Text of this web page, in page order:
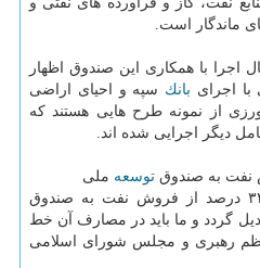
ماندگار است.
اجرا با همكاری این صندوق اظهار
اجرای بانك سپه و احیای اراضی
از نمونه طرح هایی هستند كه
دیگر اجرایی شده اند.
توسعه ملی
شهیدزاده اشاره كرد: سالانه ۳۲ درصد از فروش نفت به صندوق
تبدیل گردد و ما باید در مصارف آن خط
رهبری و مجلس شورای اسلامی